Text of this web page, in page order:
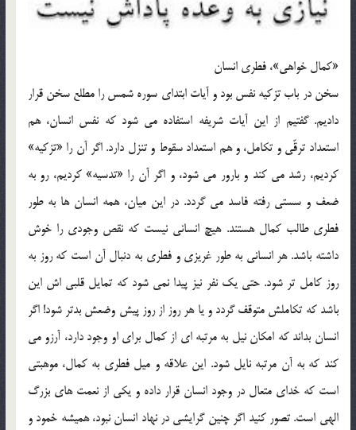
«كمال خواهي»، فطري انسان
سخن در باب تزكيه نفس بود و آيات ابتداي سوره شمس را مطلع سخن قرار
داديم. گفتيم از اين آيات شريفه استفاده مي شود كه نفس انسان، هم
استعداد ترقّي و تكامل، و هم استعداد سقوط و تنزل دارد. اگر آن را «تزكيه»
كرديم، رشد مي كند و بارور مي شود،‌ و اگر آن را «تدسيه» كرديم، رو به
ضعف و سستي رفته فاسد مي گردد. در اين ميان، همه انسان ها به طور
فطري طالب كمال هستند. هيچ انساني نيست كه نقص وجودي را خوش
داشته باشد. هر انساني به طور غريزي و فطري به دنبال آن است كه روز به
روز كامل تر شود. حتي يك نفر نيز پيدا نمي شود كه تمايل قلبي اش اين
باشد كه تكاملش متوقف گردد و يا هر روز از روز پيش وضعش بدتر شود! اگر
انسان بداند كه امكان نيل به مرتبه اي از كمال براي او وجود دارد، آرزو مي
كند كه به آن مرتبه نايل شود. اين علاقه و ميل فطري به كمال، موهبتي
است كه خداي متعال در وجود انسان قرار داده و يكي از نعمت هاي بزرگ
الهي است. تصور كنيد اگر چنين گرايشي در نهاد انسان نبود، هميشه خمود و